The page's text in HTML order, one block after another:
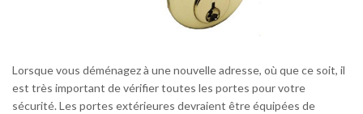
Lorsque vous déménagez à une nouvelle adresse, où que ce soit, il
est très important de vérifier toutes les portes pour votre
sécurité. Les portes extérieures devraient être équipées de